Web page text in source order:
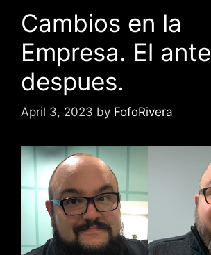
Cambios en la
Empresa. El
despues.
April 3, 2023 by FofoRivera